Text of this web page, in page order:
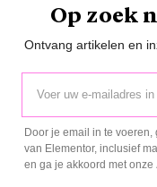
Op zoek
Ontvang artikelen en
Door je email in te
van Elementor, inclusief
en ga je akkoord met onze